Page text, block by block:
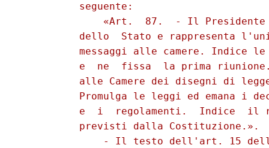
          seguente:
«Art.  87.  - Il
dello  Stato e rappresenta
messaggi alle camere. Indice
e  ne  fissa  la prima
alle Camere dei disegni di
Promulga le leggi ed emana i
e  i  regolamenti.  Indice  il
          previsti dalla Costituzione.».
- Il testo dell'art. 15